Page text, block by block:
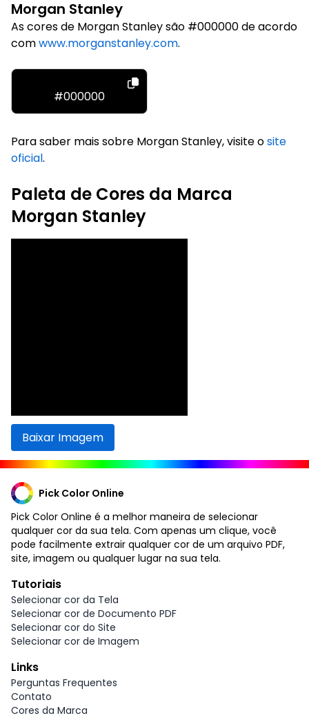
Morgan Stanley
As cores de Morgan Stanley são #000000 de acordo
comwww.morganstanley.com.
#000000
Para saber mais sobre Morgan Stanley, visite osite
oficial.
Paleta de Cores da Marca
Morgan Stanley
Baixar Imagem
Pick Color Online
Pick Color Online é a melhor maneira de selecionar
qualquer cor da sua tela. Com apenas um clique, você
pode facilmente extrair qualquer cor de um arquivo PDF,
site, imagem ou qualquer lugar na sua tela.
Tutoriais
Selecionar cor da Tela
Selecionar cor de Documento PDF
Selecionar cor do Site
Selecionar cor de Imagem
Links
Perguntas Frequentes
Contato
Cores da Marca